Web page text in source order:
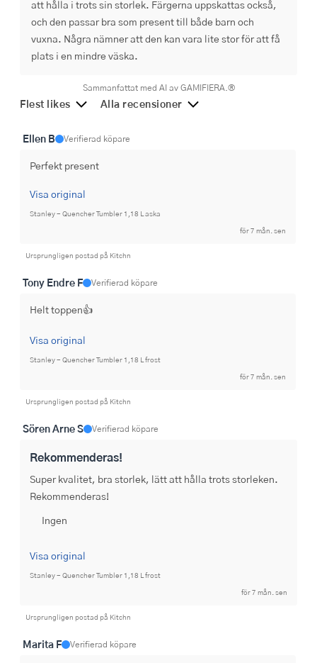
att hålla i trots sin storlek. Färgerna uppskattas också,
och den passar bra som present till både barn och
vuxna. Några nämner att den kan vara lite stor för att få
plats i en mindre väska.
Sammanfattat med AI av GAMIFIERA.®
Flest likes Alla recensioner
Ellen B Verifierad köpare
Perfekt present
Visa original
Stanley - Quencher Tumbler 1,18 L aska
för 7 mån. sen
Ursprungligen postad på Kitchn
Tony Endre F Verifierad köpare
Helt toppen👍
Visa original
Stanley - Quencher Tumbler 1,18 L frost
för 7 mån. sen
Ursprungligen postad på Kitchn
Sören Arne S Verifierad köpare
Rekommenderas!
Super kvalitet, bra storlek, lätt att hålla trots storleken.
Rekommenderas!
Ingen
Visa original
Stanley - Quencher Tumbler 1,18 L frost
för 7 mån. sen
Ursprungligen postad på Kitchn
Marita F Verifierad köpare